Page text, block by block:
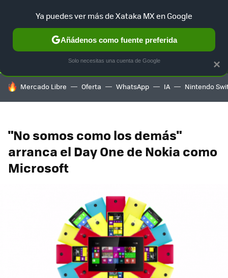
SELECCIÓN GAMING HOME AUTO TERRITORIO
HOY SE HABLA DE
Mercado Libre Oferta WhatsApp IA Nintendo
"No somos como los demás"
arranca el Day One de Nokia como
Microsoft
×
Ya puedes ver más de Xataka MX en Google
Añádenos como fuente preferida
Solo necesitas una cuenta de Google